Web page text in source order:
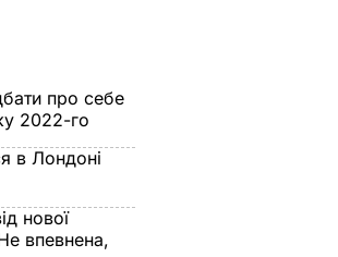
про себе
2022-го
в Лондоні
нової
впевнена,